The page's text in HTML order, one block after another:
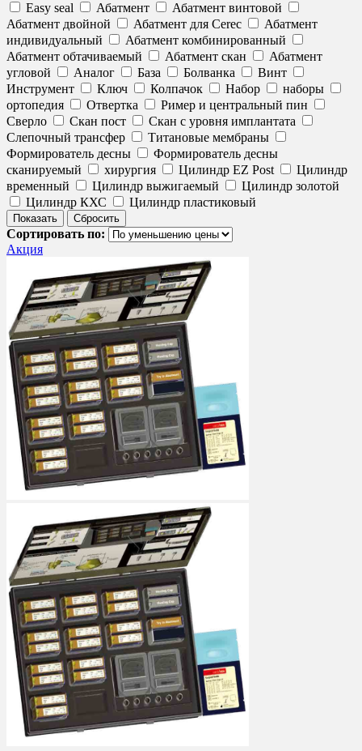
Easy seal
Абатмент
Абатмент винтовой
Абатмент двойной
Абатмент для Cerec
Абатмент
индивидуальный
Абатмент комбинированный
Абатмент обтачиваемый
Абатмент скан
Абатмент
угловой
Аналог База Болванка
Винт
Инструмент
Ключ Колпачок Набор
наборы
ортопедия
Отвертка
Ример и центральный пин
Сверло
Скан пост
Скан с уровня имплантата
Слепочный трансфер
Титановые мембраны
Формирователь десны
Формирователь десны
сканируемый
хирургия Цилиндр EZ Post
Цилиндр
временный
Цилиндр выжигаемый
Цилиндр золотой
Цилиндр КХС
Цилиндр пластиковый
Сортировать по:
Акция